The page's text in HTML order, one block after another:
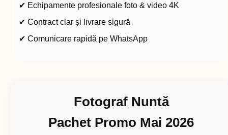
✔ Echipamente profesionale foto & video 4K
✔ Contract clar și livrare sigură
✔ Comunicare rapidă pe WhatsApp
Fotograf Nuntă
Pachet Promo Mai 2026